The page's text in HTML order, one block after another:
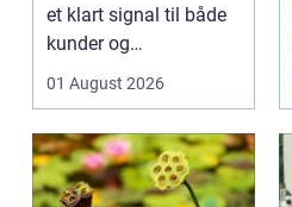
et klart signal til både
kunder og
medarbejdere. Mange
01 August 2026